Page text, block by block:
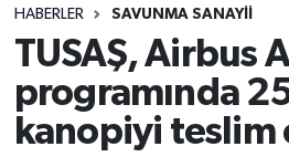
HABERLER SAVUNMA SANAYII
TUSAŞ, Airbus
programında
kanopiyi teslim